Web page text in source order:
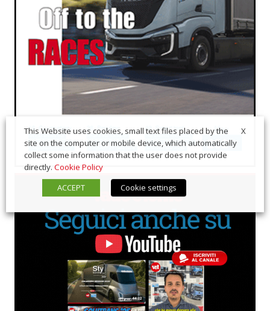
X
This Website uses cookies, small text files placed by the
site on the computer or mobile device, which automatically
collect some information that the user does not provide
directly. Cookie Policy
ACCEPT
Cookie settings